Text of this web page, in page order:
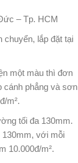
– Tp. HCM
chuyển, lắp đặt tại
một màu thì đơn
cánh phẳng và sơn
m².
tối đa 130mm.
với mỗi
10.000đ/m².